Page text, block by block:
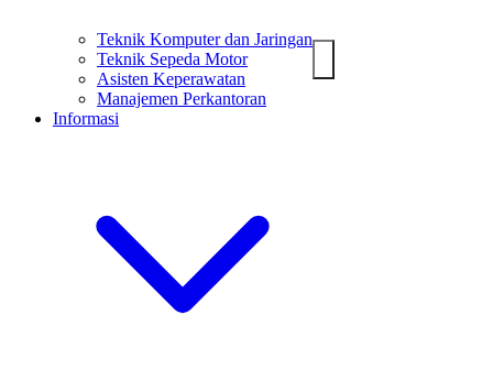
Teknik Komputer dan Jaringan
Teknik Sepeda Motor
Asisten Keperawatan
Manajemen Perkantoran
Informasi